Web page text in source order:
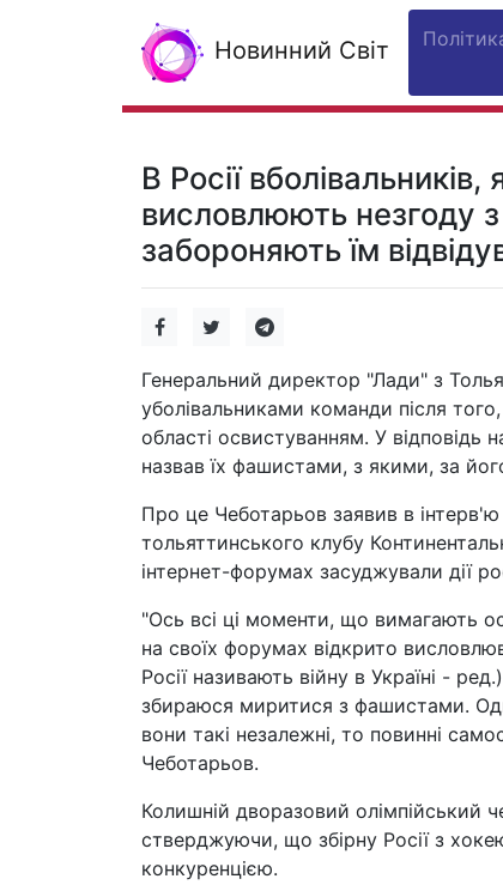
Новинний Світ
В Росії
висловлюють незгоду
забороняють їм
Генеральний директор "Лади" з
уболівальниками команди після
області освистуванням. У відповідь
назвав їх фашистами, з якими, за
Про це Чеботарьов заявив в
тольяттинського клубу
інтернет-форумах засуджували дії
"Ось всі ці моменти, що вимагають
на своїх форумах відкрито
Росії називають війну в Україні -
збираюся миритися з фашистами.
вони такі незалежні, то повинні
Чеботарьов.
Колишній дворазовий олімпійський
стверджуючи, що збірну Росії з
конкуренцією.